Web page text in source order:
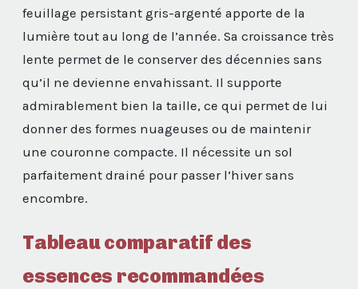
feuillage persistant gris-argenté apporte de la
lumière tout au long de l’année. Sa croissance très
lente permet de le conserver des décennies sans
qu’il ne devienne envahissant. Il supporte
admirablement bien la taille, ce qui permet de lui
donner des formes nuageuses ou de maintenir
une couronne compacte. Il nécessite un sol
parfaitement drainé pour passer l’hiver sans
encombre.
Tableau comparatif des
essences recommandées